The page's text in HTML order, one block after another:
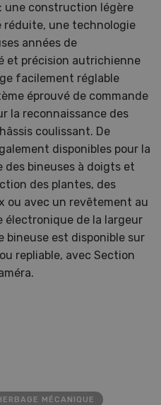
une construction légère
réduite, une technologie
années de
et précision autrichienne
facilement réglable
éprouvé de commande
la reconnaissance des
coulissant. De
disponibles pour la
des bineuses à doigts et
des plantes, des
ou avec un revêtement au
électronique de la largeur
bineuse est disponible sur
repliable, avec Section
MÉCANIQUE